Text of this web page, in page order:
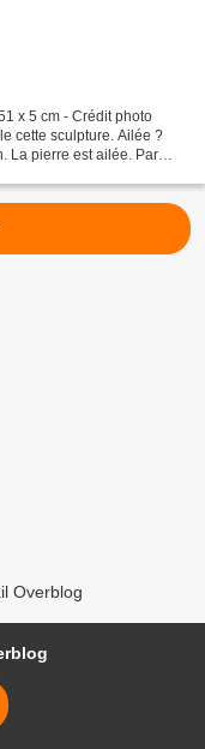
x 5 cm - Crédit photo
cette sculpture. Ailée ?
La pierre est ailée. Par
Overblog